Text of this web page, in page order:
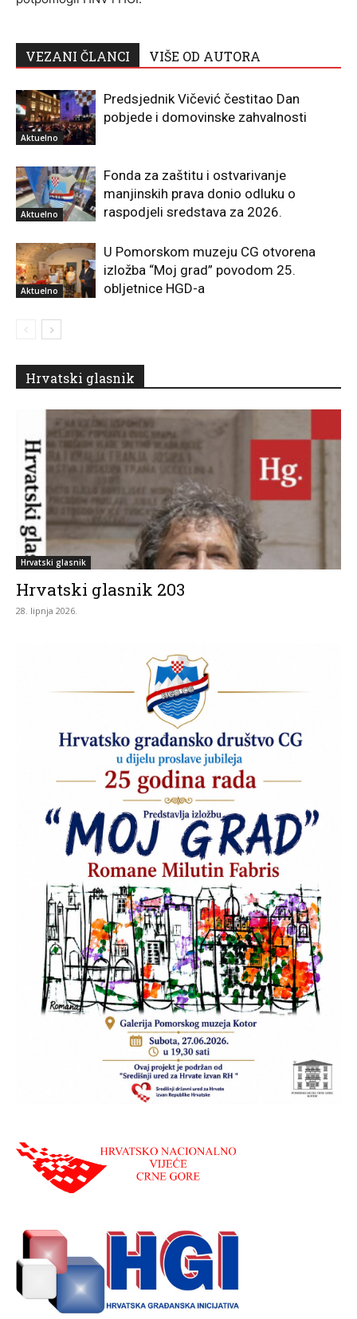
VEZANI ČLANCI VIŠE OD AUTORA
Aktuelno
Predsjednik Vičević čestitao Dan
pobjede i domovinske zahvalnosti
Aktuelno
Fonda za zaštitu i ostvarivanje
manjinskih prava donio odluku o
raspodjeli sredstava za 2026.
Aktuelno
U Pomorskom muzeju CG otvorena
izložba “Moj grad” povodom 25.
obljetnice HGD-a
Hrvatski glasnik
Hrvatski glasnik
Hrvatski glasnik 203
28. lipnja 2026.